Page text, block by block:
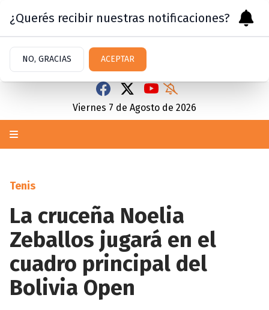
Viernes 7 de Agosto de 2026
Tenis
La cruceña Noelia
Zeballos jugará en el
cuadro principal del
Bolivia Open
¿Querés recibir nuestras notificaciones?
NO, GRACIAS ACEPTAR